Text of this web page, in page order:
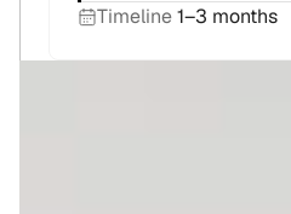
Timeline1–3 months